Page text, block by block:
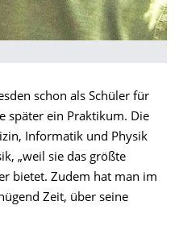
schon als Schüler für
später ein Praktikum. Die
Informatik und Physik
„weil sie das größte
bietet. Zudem hat man im
Zeit, über seine